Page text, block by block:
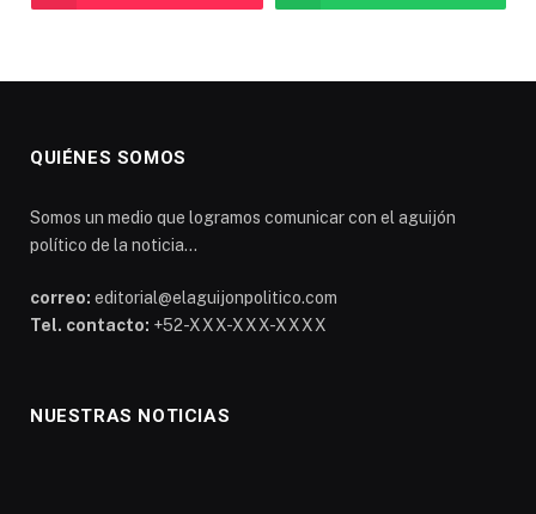
QUIÉNES SOMOS
Somos un medio que logramos comunicar con el aguijón
político de la noticia...
correo: editorial@elaguijonpolitico.com
Tel. contacto: +52-XXX-XXX-XXXX
NUESTRAS NOTICIAS